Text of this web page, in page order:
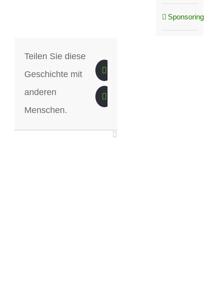
Teilen Sie diese
Geschichte mit
anderen
Menschen.
Sponsoring